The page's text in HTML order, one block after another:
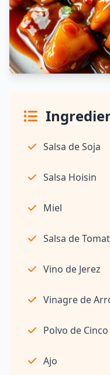
Salsa de Soja
Salsa Hoisin
Miel
Salsa de
Vino de Jerez
Vinagre de
Polvo de
Ajo